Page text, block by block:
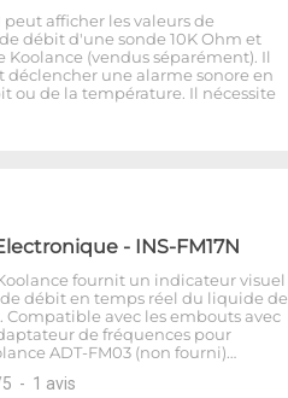
peut afficher les valeurs de
débit d'une sonde 10K Ohm et
(vendus séparément). Il
une alarme sonore en
ou de la température. Il nécessite
- INS-FM17N
fournit un indicateur visuel
débit en temps réel du liquide de
Compatible avec les embouts avec
de fréquences pour
ADT-FM03 (non fourni)…
5 - 1 avis